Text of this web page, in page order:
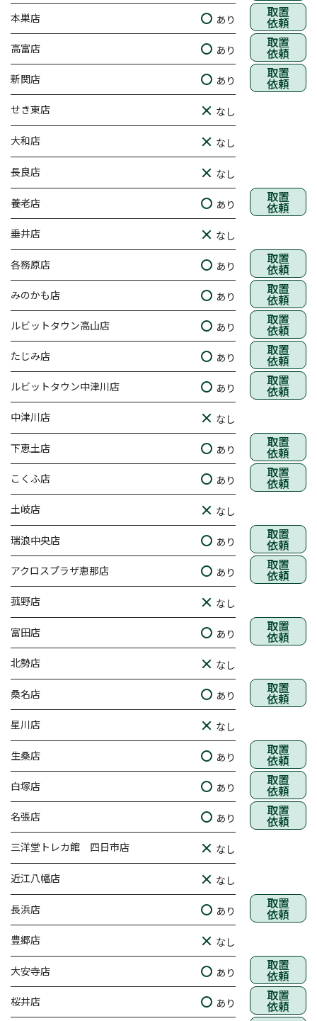
本巣店 あり 取置
依頼
高富店 あり 取置
依頼
新関店 あり 取置
依頼
せき東店 なし
大和店 なし
長良店 なし
養老店 あり 取置
依頼
垂井店 なし
各務原店 あり 取置
依頼
みのかも店 あり 取置
依頼
ルビットタウン高山店 あり 取置
依頼
たじみ店 あり 取置
依頼
ルビットタウン中津川店 あり 取置
依頼
中津川店 なし
下恵土店 あり 取置
依頼
こくふ店 あり 取置
依頼
土岐店 なし
瑞浪中央店 あり 取置
依頼
アクロスプラザ恵那店 あり 取置
依頼
菰野店 なし
富田店 あり 取置
依頼
北勢店 なし
桑名店 あり 取置
依頼
星川店 なし
生桑店 あり 取置
依頼
白塚店 あり 取置
依頼
名張店 あり 取置
依頼
三洋堂トレカ館 四日市店 なし
近江八幡店 なし
長浜店 あり 取置
依頼
豊郷店 なし
大安寺店 あり 取置
依頼
桜井店 あり 取置
依頼